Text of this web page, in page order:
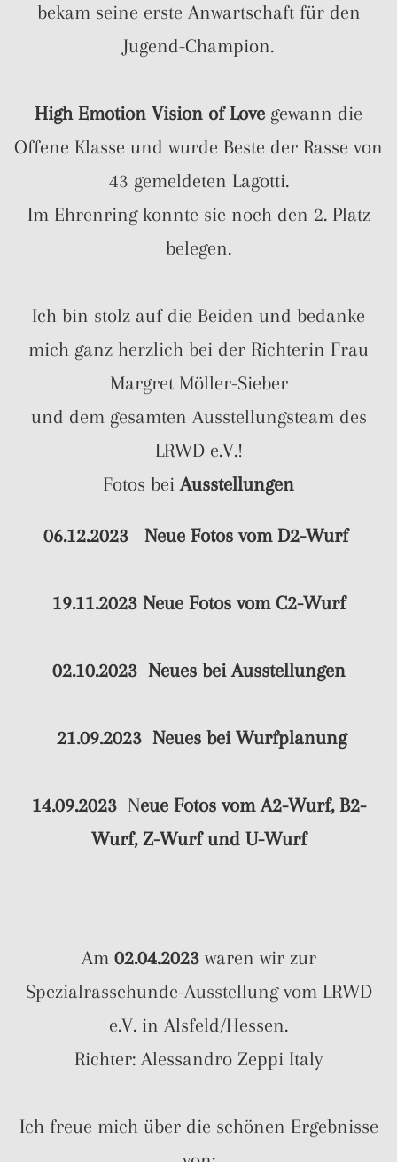
bekam seine erste Anwartschaft für den
Jugend-Champion.
High Emotion Vision of Love gewann die
Offene Klasse und wurde Beste der Rasse von
43 gemeldeten Lagotti.
Im Ehrenring konnte sie noch den 2. Platz
belegen.
Ich bin stolz auf die Beiden und bedanke
mich ganz herzlich bei der Richterin Frau
Margret Möller-Sieber
und dem gesamten Ausstellungsteam des
LRWD e.V.!
Fotos beiAusstellungen
06.12.2023 Neue Fotos vom D2-Wurf
19.11.2023 Neue Fotos vom C2-Wurf
02.10.2023 Neues bei Ausstellungen
21.09.2023 Neues bei Wurfplanung
14.09.2023Neue Fotos vom A2-Wurf, B2-
Wurf, Z-Wurfund U-Wurf
Am 02.04.2023waren wir zur
Spezialrassehunde-Ausstellung vom LRWD
e.V. in Alsfeld/Hessen.
Richter: Alessandro Zeppi Italy
Ich freue mich über die schönen Ergebnisse